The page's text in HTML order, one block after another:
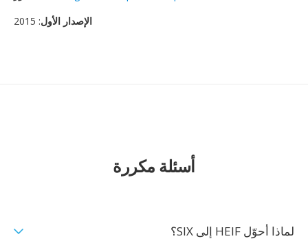
الإصدار الأول: 2015
أسئلة مكررة
لماذا أحوّل HEIF إلى SIX؟